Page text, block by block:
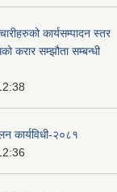
कार्यसम्पादन स्तर
करार सम्झौता सम्बन्धी
कार्यविधी-२०८१